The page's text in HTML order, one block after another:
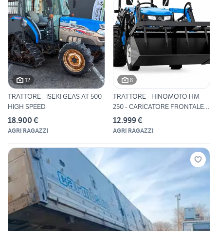
12
TRATTORE - ISEKI GEAS AT 500
HIGH SPEED
18.900 €
AGRI RAGAZZI
8
TRATTORE - HINOMOTO HM-
250 - CARICATORE FRONTALE
M
12.999 €
AGRI RAGAZZI